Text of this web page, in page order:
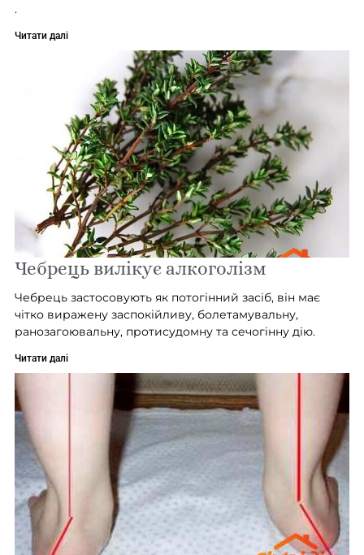
.
Читати далі
Чебрець вилікує алкоголізм
Чебрець застосовують як потогінний засіб, він має
чітко виражену заспокійливу, болетамувальну,
ранозагоювальну, протисудомну та сечогінну дію.
Читати далі